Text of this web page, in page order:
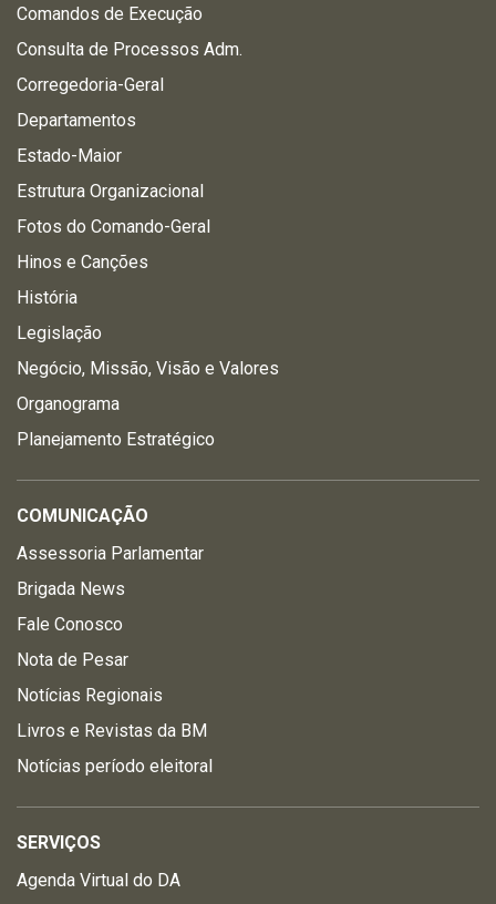
Comandos de Execução
Consulta de Processos Adm.
Corregedoria-Geral
Departamentos
Estado-Maior
Estrutura Organizacional
Fotos do Comando-Geral
Hinos e Canções
História
Legislação
Negócio, Missão, Visão e Valores
Organograma
Planejamento Estratégico
COMUNICAÇÃO
Assessoria Parlamentar
Brigada News
Fale Conosco
Nota de Pesar
Notícias Regionais
Livros e Revistas da BM
Notícias período eleitoral
SERVIÇOS
Agenda Virtual do DA